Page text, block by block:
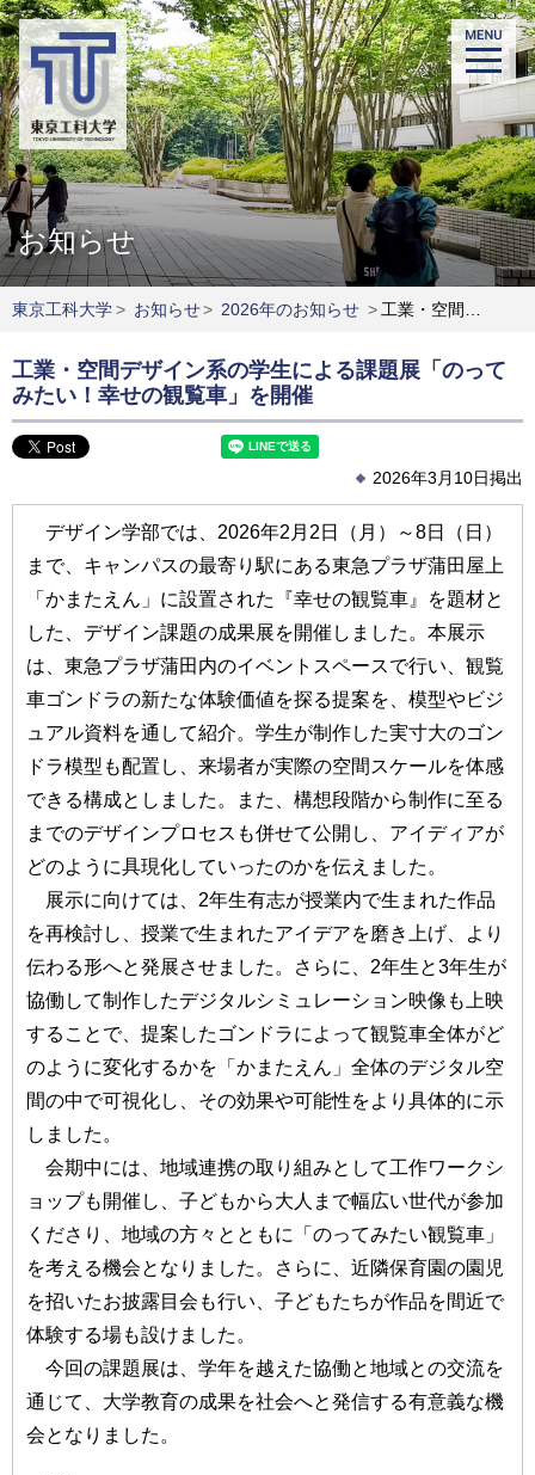
お知らせ
東京工科大学> お知らせ> 2026年のお知らせ > 工業・空間デザイン系の学生による課題展「のってみたい！幸せの観覧車」を開催
工業・空間デザイン系の学生による課題展「のって
みたい！幸せの観覧車」を開催
2026年3月10日掲出
デザイン学部では、2026年2月2日（月）～8日（日）
まで、キャンパスの最寄り駅にある東急プラザ蒲田屋上
「かまたえん」に設置された『幸せの観覧車』を題材と
した、デザイン課題の成果展を開催しました。本展示
は、東急プラザ蒲田内のイベントスペースで行い、観覧
車ゴンドラの新たな体験価値を探る提案を、模型やビジ
ュアル資料を通して紹介。学生が制作した実寸大のゴン
ドラ模型も配置し、来場者が実際の空間スケールを体感
できる構成としました。また、構想段階から制作に至る
までのデザインプロセスも併せて公開し、アイディアが
どのように具現化していったのかを伝えました。
展示に向けては、2年生有志が授業内で生まれた作品
を再検討し、授業で生まれたアイデアを磨き上げ、より
伝わる形へと発展させました。さらに、2年生と3年生が
協働して制作したデジタルシミュレーション映像も上映
することで、提案したゴンドラによって観覧車全体がど
のように変化するかを「かまたえん」全体のデジタル空
間の中で可視化し、その効果や可能性をより具体的に示
しました。
会期中には、地域連携の取り組みとして工作ワークシ
ョップも開催し、子どもから大人まで幅広い世代が参加
くださり、地域の方々とともに「のってみたい観覧車」
を考える機会となりました。さらに、近隣保育園の園児
を招いたお披露目会も行い、子どもたちが作品を間近で
体験する場も設けました。
今回の課題展は、学年を越えた協働と地域との交流を
通じて、大学教育の成果を社会へと発信する有意義な機
会となりました。